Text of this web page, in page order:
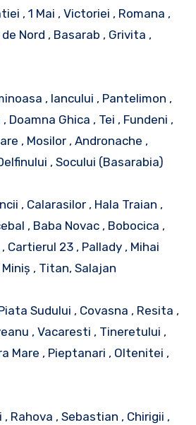
, 1 Mai , Victoriei , Romana ,
Nord , Basarab , Grivita ,
, Iancului , Pantelimon ,
Doamna Ghica , Tei , Fundeni ,
, Mosilor , Andronache ,
, Socului (Basarabia)
, Calarasilor , Hala Traian ,
, Baba Novac , Bobocica ,
Cartierul 23 , Pallady , Mihai
, Titan, Salajan
Sudului , Covasna , Resita ,
, Vacaresti , Tineretului ,
Mare , Pieptanari , Oltenitei ,
Rahova , Sebastian , Chirigii ,